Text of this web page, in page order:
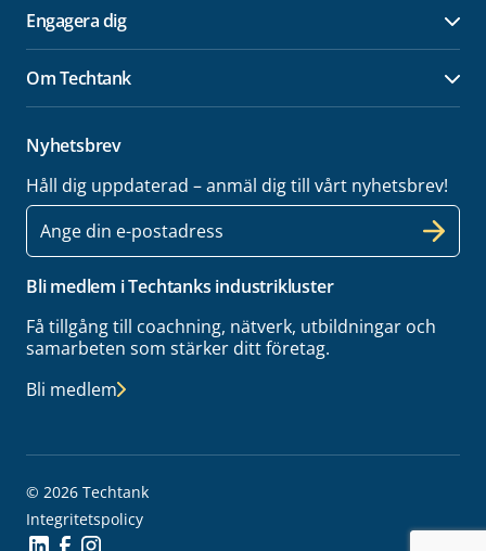
Engagera dig
Om Techtank
Nyhetsbrev
Håll dig uppdaterad – anmäl dig till vårt nyhetsbrev!
E-
post
Bli medlem i Techtanks industrikluster
Få tillgång till coachning, nätverk, utbildningar och
samarbeten som stärker ditt företag.
Bli medlem
© 2026 Techtank
Integritetspolicy
Social Icon
Social Icon
Social Icon